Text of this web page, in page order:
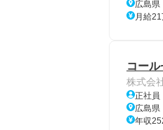
広島県
月給
コー
株式会
正社員
広島県
年収